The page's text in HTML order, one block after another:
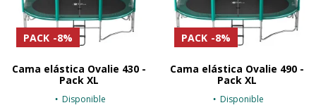
PACK -8%
Cama elástica Ovalie 430 -
Pack XL
Disponible
PACK -8%
Cama elástica Ovalie 490 -
Pack XL
Disponible